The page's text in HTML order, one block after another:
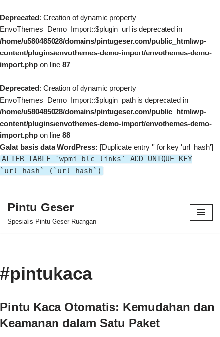
Deprecated: Creation of dynamic property
EnvoThemes_Demo_Import::$plugin_url is deprecated in
/home/u580485028/domains/pintugeser.com/public_html/wp-
content/plugins/envothemes-demo-import/envothemes-demo-
import.php on line 87
Deprecated: Creation of dynamic property
EnvoThemes_Demo_Import::$plugin_path is deprecated in
/home/u580485028/domains/pintugeser.com/public_html/wp-
content/plugins/envothemes-demo-import/envothemes-demo-
import.php on line 88
Galat basis data WordPress: [Duplicate entry '' for key 'url_hash']
ALTER TABLE `wpmi_blc_links` ADD UNIQUE KEY
`url_hash` (`url_hash`)
Lompat
Pintu Geser
Spesialis Pintu Geser Ruangan
#pintukaca
Pintu Kaca Otomatis: Kemudahan dan
Keamanan dalam Satu Paket